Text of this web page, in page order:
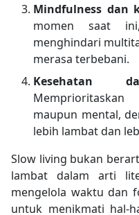
Mindfulness dan
momen saat
menghindari
merasa terbebani.
Kesehatan
maupun mental,
lebih lambat dan
Slow living bukan
lambat dalam arti
mengelola waktu dan
untuk menikmati hal-